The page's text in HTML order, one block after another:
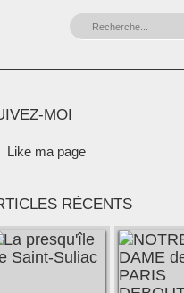
MOI
Like ma page
RÉCENTS